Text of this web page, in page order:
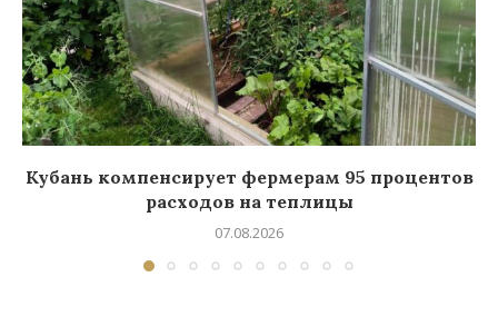
Кубань компенсирует фермерам 95 процентов
расходов на теплицы
07.08.2026